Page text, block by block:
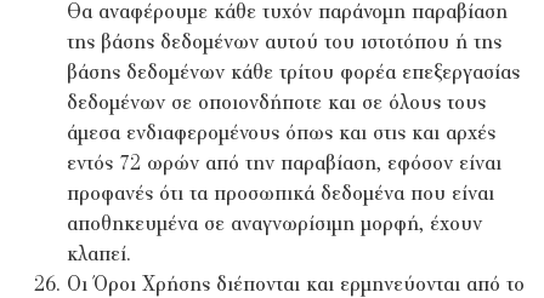
Θα αναφέρουμε κάθε τυχόν παράνομη παραβίαση
της βάσης δεδομένων αυτού του ιστοτόπου ή της
βάσης δεδομένων κάθε τρίτου φορέα επεξεργασίας
δεδομένων σε οποιονδήποτε και σε όλους τους
άμεσα ενδιαφερομένους όπως και στις και αρχές
εντός 72 ωρών από την παραβίαση, εφόσον είναι
προφανές ότι τα προσωπικά δεδομένα που είναι
αποθηκευμένα σε αναγνωρίσιμη μορφή, έχουν
κλαπεί.
Οι Όροι Χρήσης διέπονται και ερμηνεύονται από το